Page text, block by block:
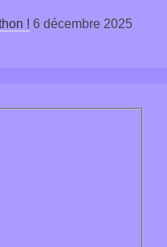
! 6 décembre 2025